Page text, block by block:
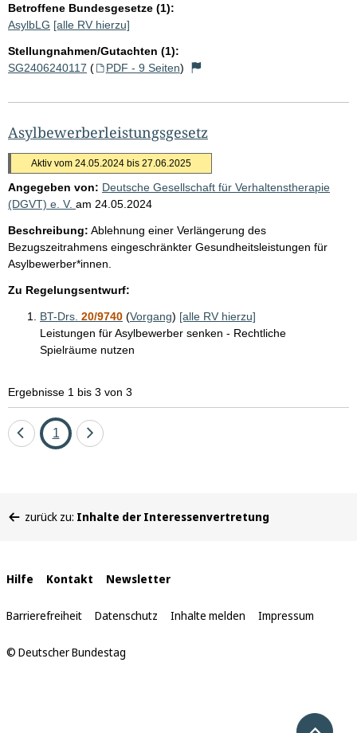
Betroffene Bundesgesetze (1):
AsylbLG [alle RV hierzu]
Stellungnahmen/Gutachten (1):
SG2406240117 ( PDF - 9 Seiten)
Asylbewerberleistungsgesetz
Aktiv vom 24.05.2024 bis 27.06.2025
Angegeben von: Deutsche Gesellschaft für Verhaltenstherapie
(DGVT) e. V. am 24.05.2024
Beschreibung: Ablehnung einer Verlängerung des
Bezugszeitrahmens eingeschränkter Gesundheitsleistungen für
Asylbewerber*innen.
Zu Regelungsentwurf:
BT-Drs. 20/9740 (Vorgang) [alle RV hierzu]
Leistungen für Asylbewerber senken - Rechtliche
Spielräume nutzen
Ergebnisse 1 bis 3 von 3
EineSeite
1
Eine
befinden
zurück zu: Inhalte der Interessenvertretung
Interne
Links
Hilfe Kontakt Newsletter
Barrierefreiheit Datenschutz Inhalte melden Impressum
© Deutscher Bundestag